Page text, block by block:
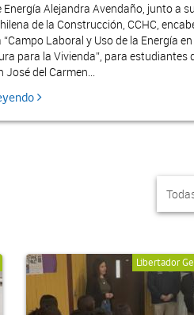
Energía Alejandra Avendaño, junto a
de la Construcción, CCHC,
Laboral y Uso de la Energía
para la Vivienda”, para estudiantes
José del Carmen...
Libertador